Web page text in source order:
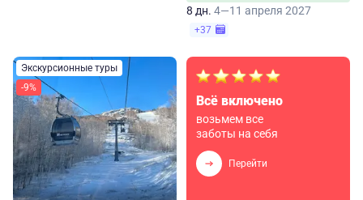
8 дн. 4—11 апреля 2027
+37
Экскурсионные туры
-9%
Всё включено
возьмем все
заботы на себя
Перейти